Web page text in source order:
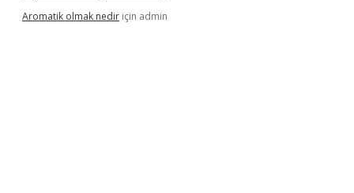
Aromatik olmak nedir için admin